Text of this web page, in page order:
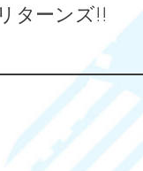
ターンズ!!